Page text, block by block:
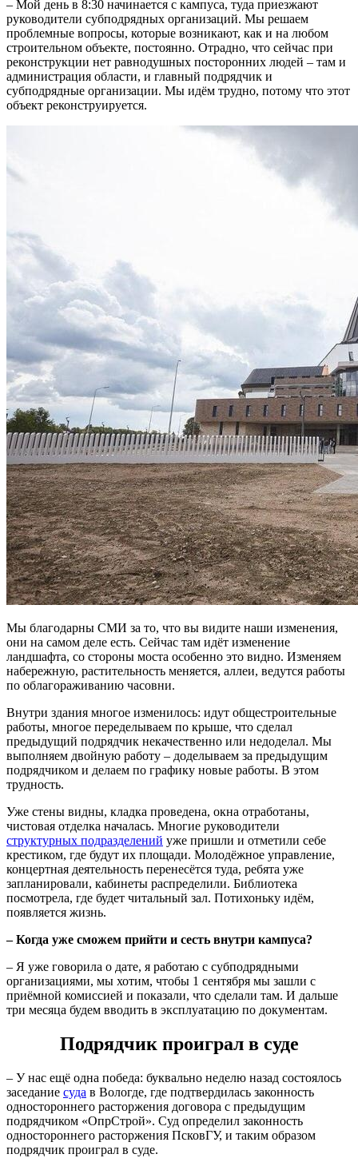
– Мой день в 8:30 начинается с кампуса, туда приезжают
руководители субподрядных организаций. Мы решаем
проблемные вопросы, которые возникают, как и на любом
строительном объекте, постоянно. Отрадно, что сейчас при
реконструкции нет равнодушных посторонних людей – там и
администрация области, и главный подрядчик и
субподрядные организации. Мы идём трудно, потому что этот
объект реконструируется.
Мы благодарны СМИ за то, что вы видите наши изменения,
они на самом деле есть. Сейчас там идёт изменение
ландшафта, со стороны моста особенно это видно. Изменяем
набережную, растительность меняется, аллеи, ведутся работы
по облагораживанию часовни.
Внутри здания многое изменилось: идут общестроительные
работы, многое переделываем по крыше, что сделал
предыдущий подрядчик некачественно или недоделал. Мы
выполняем двойную работу – доделываем за предыдущим
подрядчиком и делаем по графику новые работы. В этом
трудность.
Уже стены видны, кладка проведена, окна отработаны,
чистовая отделка началась. Многие руководители
структурных подразделений уже пришли и отметили себе
крестиком, где будут их площади. Молодёжное управление,
концертная деятельность перенесётся туда, ребята уже
запланировали, кабинеты распределили. Библиотека
посмотрела, где будет читальный зал. Потихоньку идём,
появляется жизнь.
–Когда уже сможем прийти и сесть внутри кампуса?
– Я уже говорила о дате, я работаю с субподрядными
организациями, мы хотим, чтобы 1 сентября мы зашли с
приёмной комиссией и показали, что сделали там. И дальше
три месяца будем вводить в эксплуатацию по документам.
Подрядчик проиграл в суде
– У нас ещё одна победа: буквально неделю назад состоялось
заседание суда в Вологде, где подтвердилась законность
одностороннего расторжения договора с предыдущим
подрядчиком «ОпрСтрой». Суд определил законность
одностороннего расторжения ПсковГУ, и таким образом
подрядчик проиграл в суде.